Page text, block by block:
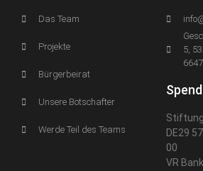
Das Team
Projekte
Bürgerbeirat
Unsere Botschafter
Werde Teil des Teams
5,
DE29
00
VR